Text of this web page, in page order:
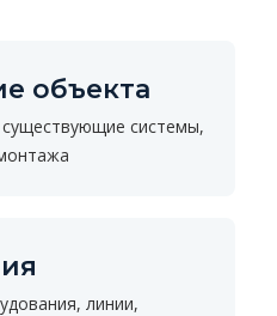
объекта
системы,
линии,